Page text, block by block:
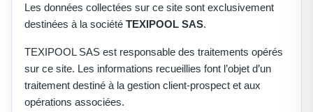
Les données collectées sur ce site sont exclusivement
destinées à la société TEXIPOOL SAS.
TEXIPOOL SAS est responsable des traitements opérés
sur ce site. Les informations recueillies font l’objet d’un
traitement destiné à la gestion client-prospect et aux
opérations associées.